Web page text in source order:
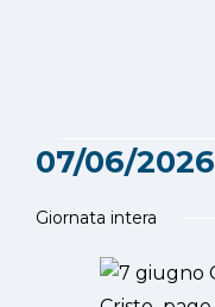
Eventi
for
07/06/2026
la
data.
Giornata intera